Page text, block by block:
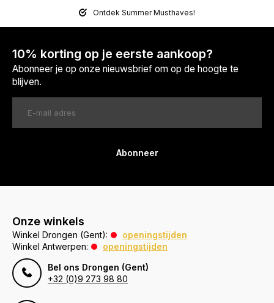
Ontdek Summer Musthaves!
10% korting op je eerste aankoop?
Abonneer je op onze nieuwsbrief om op de hoogte te
blijven.
Abonneer
Onze winkels
Winkel Drongen (Gent):
openingstijden
Winkel Antwerpen:
openingstijden
Bel ons Drongen (Gent)
+32 (0)9 273 98 80